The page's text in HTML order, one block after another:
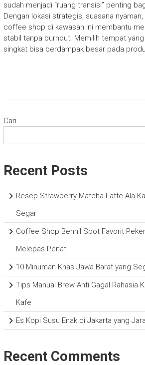
sudah menjadi “ruang transisi” penting
Dengan lokasi strategis, suasana
coffee shop di kawasan ini membantu
stabil tanpa burnout. Memilih tempat
singkat bisa berdampak besar pada
Cari
Recent Posts
Resep Strawberry Matcha Latte Ala
Segar
Coffee Shop Benhil Spot Favorit
Melepas Penat
10 Minuman Khas Jawa Barat yang
Tips Manual Brew Anti Gagal Rahasia
Kafe
Es Kopi Susu Enak di Jakarta yang
Recent Comments